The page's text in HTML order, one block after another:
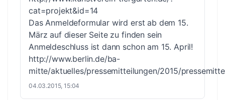
cat=projekt&id=14
Das Anmeldeformular wird erst ab dem 15.
März auf dieser Seite zu finden sein
Anmeldeschluss ist dann schon am 15. April!
http://www.berlin.de/ba-
mitte/aktuelles/pressemitteilungen/2015/
04.03.2015, 15:04